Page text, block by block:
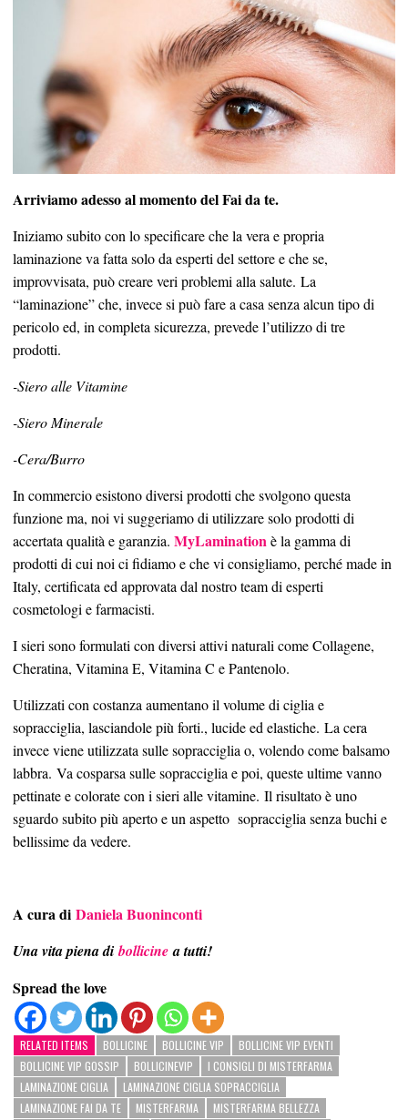
Arriviamo adesso al momento del Fai da te.
Iniziamo subito con lo specificare che la vera e propria
laminazione va fatta solo da esperti del settore e che se,
improvvisata, può creare veri problemi alla salute. La
“laminazione” che, invece si può fare a casa senza alcun tipo di
pericolo ed, in completa sicurezza, prevede l’utilizzo di tre
prodotti.
-Siero alle Vitamine
-Siero Minerale
-Cera/Burro
In commercio esistono diversi prodotti che svolgono questa
funzione ma, noi vi suggeriamo di utilizzare solo prodotti di
accertata qualità e garanzia. MyLaminationè la gamma di
prodotti di cui noi ci fidiamo e che vi consigliamo, perché made in
Italy, certificata ed approvata dal nostro team di esperti
cosmetologi e farmacisti.
I sieri sono formulati con diversi attivi naturali come Collagene,
Cheratina, Vitamina E, Vitamina C e Pantenolo.
Utilizzati con costanza aumentano il volume di ciglia e
sopracciglia, lasciandole più forti., lucide ed elastiche. La cera
invece viene utilizzata sulle sopracciglia o, volendo come balsamo
labbra. Va cosparsa sulle sopracciglia e poi, queste ultime vanno
pettinate e colorate con i sieri alle vitamine. Il risultato è uno
sguardo subito più aperto e un aspetto sopracciglia senza buchi e
bellissime da vedere.
A cura di Daniela Buoninconti
Una vita piena dibollicinea tutti!
Spread the love
RELATED ITEMS BOLLICINE BOLLICINE VIP
BOLLICINE VIP EVENTI
BOLLICINE VIP GOSSIP
BOLLICINEVIP
I CONSIGLI DI MISTERFARMA
LAMINAZIONE CIGLIA
LAMINAZIONE CIGLIA SOPRACCIGLIA
LAMINAZIONE FAI DA TE
MISTERFARMA MISTERFARMA BELLEZZA